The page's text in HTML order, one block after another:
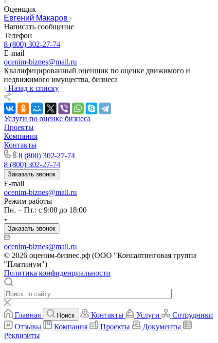
Оценщик
Евгений Макаров
Написать сообщение
Телефон
8 (800) 302-27-74
E-mail
ocenim-biznes@mail.ru
Квалифицированный оценщик по оценке движимого и
недвижимого имущества, бизнеса
Назад к списку
Услуги по оценке бизнеса
Проекты
Компания
Контакты
8 (800) 302-27-74
8 (800) 302-27-74
Заказать звонок
E-mail
ocenim-biznes@mail.ru
Режим работы
Пн. – Пт.: с 9:00 до 18:00
Заказать звонок
ocenim-biznes@mail.ru
© 2026 оценим-бизнес.рф (ООО "Консалтинговая группа
"Платинум")
Политика конфиденциальности
Главная Поиск Контакты Услуги
Сотрудники
Отзывы
Компания Проекты
Документы
Реквизиты
Калуга
Камбарка
Каменка
Каменск-Уральский
Каменск-Шахтинский
Камень-на-Оби
Камышин
Камышлов
Канаш
Кандалакша
Канск
Карачев
Карпинск
Касли
Каспийск
Кашира
Кемерово
Керчь
Кизляр
Кимры
Кингисепп
Кинель
Кинешма
Киржач
Кириши
Киров
Кировск
Кисловодск
Клин
Клинцы